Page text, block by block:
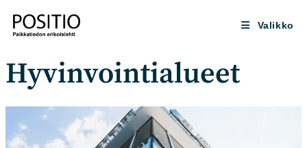
suoraan
sisältöön
Valikko
Hyvinvointialueet